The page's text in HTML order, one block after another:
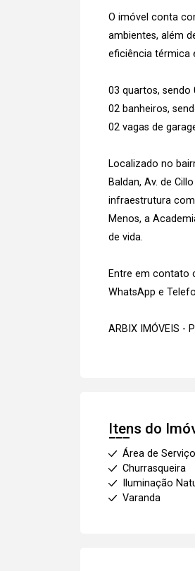
O imóvel conta
ambientes, além
eficiência térmica
03 quartos, sendo
02 banheiros,
02 vagas de
Localizado no
Baldan, Av. de
infraestrutura
Menos, a
de vida.
Entre em contato
WhatsApp e
ARBIX IMÓVEIS -
Itens do
Área de Serviço
Churrasqueira
Iluminação
Varanda